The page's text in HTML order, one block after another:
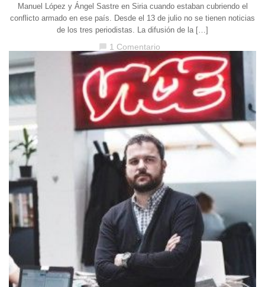
Manuel López y Ángel Sastre en Siria cuando estaban cubriendo el
conflicto armado en ese país. Desde el 13 de julio no se tienen noticias
de los tres periodistas. La difusión de la […]
1 Comentario